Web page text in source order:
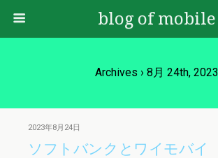
blog of mobile
Archives › 8月 24th, 2023
2023年8月24日
ソフトバンクとワイモバイ